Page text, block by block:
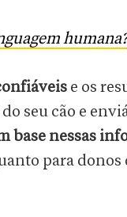
humana?
e os
seu cão e
base nessas
para donos